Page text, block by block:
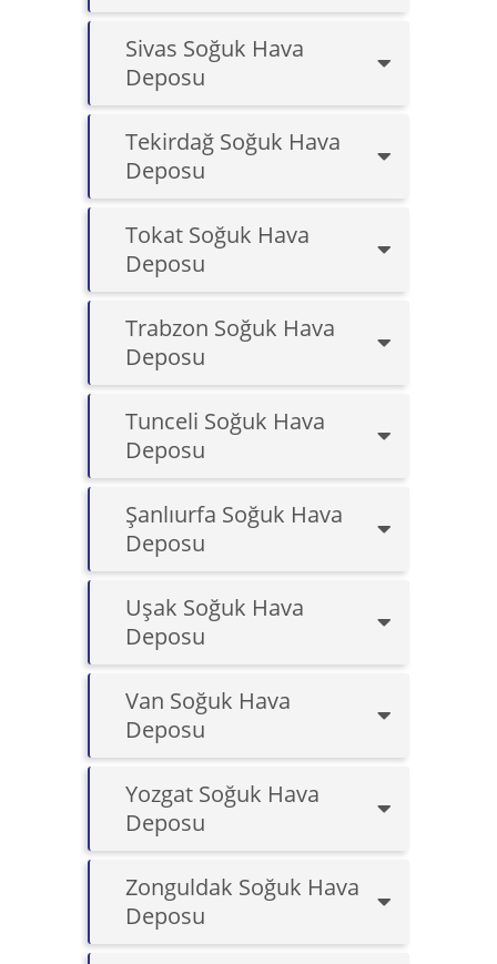
Sivas Soğuk Hava
Deposu
Tekirdağ Soğuk Hava
Deposu
Tokat Soğuk Hava
Deposu
Trabzon Soğuk Hava
Deposu
Tunceli Soğuk Hava
Deposu
Şanlıurfa Soğuk Hava
Deposu
Uşak Soğuk Hava
Deposu
Van Soğuk Hava
Deposu
Yozgat Soğuk Hava
Deposu
Zonguldak Soğuk Hava
Deposu